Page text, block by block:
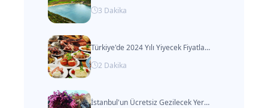
3 Dakika
Türkiye'de 2024 Yılı Yiyecek Fiyatları ve Gıda Malzemeleri Maliyeti
2 Dakika
İstanbul'un Ücretsiz Gezilecek Yerleri